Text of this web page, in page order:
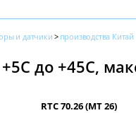
и датчики производства Китай
до +45С,
RTC 70.26 (МТ 26)